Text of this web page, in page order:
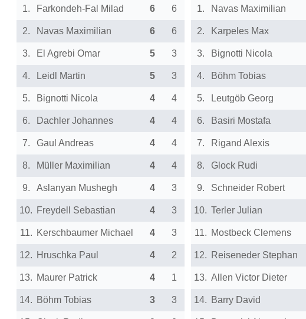
1. Farkondeh-Fal Milad 6 6
2. Navas Maximilian 6 6
3. El Agrebi Omar 5 3
4. Leidl Martin 5 3
5. Bignotti Nicola 4 4
6. Dachler Johannes 4 4
7. Gaul Andreas 4 4
8. Müller Maximilian 4 4
9. Aslanyan Mushegh 4 3
10. Freydell Sebastian 4 3
11. Kerschbaumer Michael 4 3
12. Hruschka Paul 4 2
13. Maurer Patrick 4 1
14. Böhm Tobias 3 3
1. Navas Maximilian
2. Karpeles Max
3. Bignotti Nicola
4. Böhm Tobias
5. Leutgöb Georg
6. Basiri Mostafa
7. Rigand Alexis
8. Glock Rudi
9. Schneider Robert
10. Terler Julian
11. Mostbeck Clemens
12. Reiseneder Stephan
13. Allen Victor Dieter
14. Barry David